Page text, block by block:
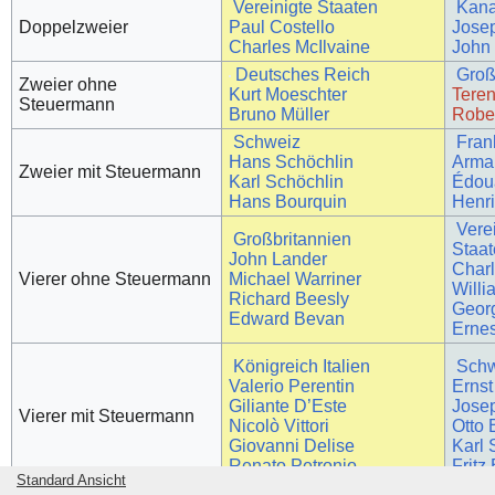
Doppelzweier
Vereinigte Staaten
Paul Costello
Charles McIlvaine
John
Zweier ohne
Steuermann
Deutsches Reich
Kurt Moeschter
Bruno Müller
Zweier mit Steuermann
Schweiz
Hans Schöchlin
Karl Schöchlin
Hans Bourquin
Vierer ohne Steuermann
Großbritannien
John Lander
Michael Warriner
Richard Beesly
Edward Bevan
Vierer mit Steuermann
Königreich Italien
Valerio Perentin
Giliante D’Este
Nicolò Vittori
Giovanni Delise
Renato Petronio
Otto
Karl
Fritz
Standard Ansicht